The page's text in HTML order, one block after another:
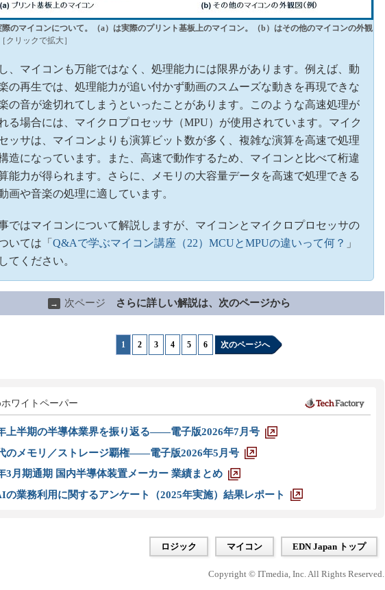
際のマイコンについて。（a）は実際のプリント基板上のマイコン。（b）はその他のマイコンの外観
［クリックで拡大］
、マイコンも万能ではなく、処理能力には限界があります。例えば、動
の再生では、処理能力が追い付かず動画のスムーズな動きを再現できな
の音が途切れてしまうといったことがあります。このような高速処理が
る場合には、マイクロプロセッサ（MPU）が使用されています。マイク
ッサは、マイコンよりも演算ビット数が多く、複雑な演算を高速で処理
造になっています。また、高速で動作するため、マイコンと比べて桁違
能力が得られます。さらに、メモリの大容量データを高速で処理できる
画や音楽の処理に適しています。
ではマイコンについて解説しますが、マイコンとマイクロプロセッサの
いては「 Q&Aで学ぶマイコン講座（22）MCUとMPUの違いって何？ 」
てください。
→ 次ページ さらに詳しい解説は、次のページから
1 2 3 4 5 6 次のページへ
ワイトペーパー
上半期の半導体業界を振り返る――電子版2026年7月号
のメモリ／ストレージ覇権――電子版2026年5月号
3月期通期 国内半導体装置メーカー 業績まとめ
の業務利用に関するアンケート（2025年実施）結果レポート
ロジック マイコン EDN Japan トップ
Copyright © ITmedia, Inc. All Rights Reserved.